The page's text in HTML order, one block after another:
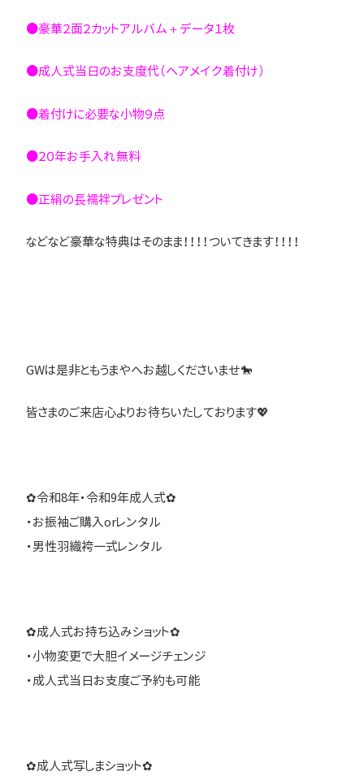
●豪華２面２カットアルバム＋データ１枚
●成人式当日のお支度代（ヘアメイク着付け）
●着付けに必要な小物９点
●２０年お手入れ無料
●正絹の長襦袢プレゼント
などなど豪華な特典はそのまま！！！！ついてきます！！！！
GWは是非ともうまやへお越しくださいませ🐎
皆さまのご来店心よりお待ちいたしております💖
✿令和8年・令和9年成人式✿
・お振袖ご購入orレンタル
・男性羽織袴一式レンタル
✿成人式お持ち込みショット✿
・小物変更で大胆イメージチェンジ
・成人式当日お支度ご予約も可能
✿成人式写しまショット✿